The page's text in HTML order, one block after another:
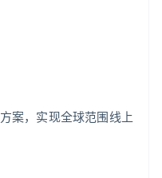
案，实现全球范围线上